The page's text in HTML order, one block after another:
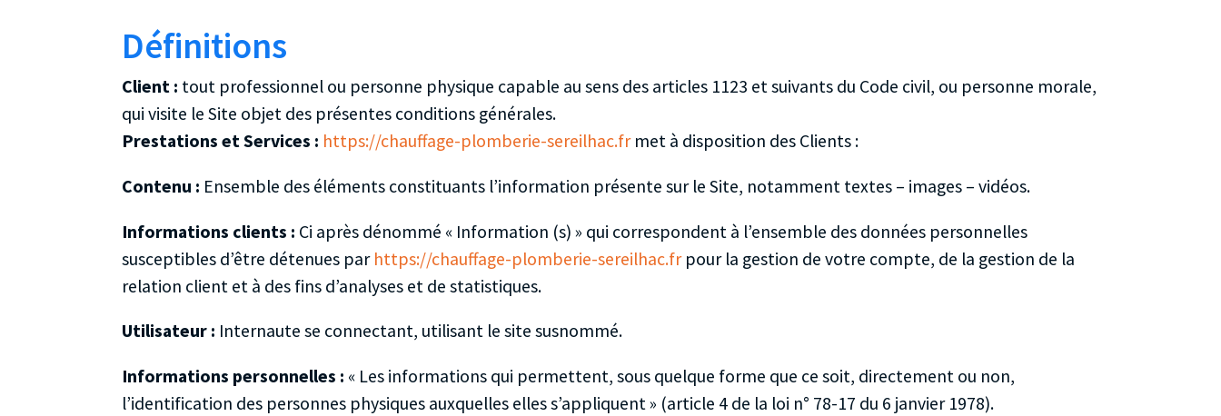
Définitions
Client : tout professionnel ou personne physique capable au sens des articles 1123 et suivants du Code civil, ou personne morale,
qui visite le Site objet des présentes conditions générales.
Prestations et Services : https://chauffage-plomberie-sereilhac.frmet à disposition des Clients :
Contenu : Ensemble des éléments constituants l’information présente sur le Site, notamment textes – images – vidéos.
Informations clients : Ci après dénommé « Information (s) » qui correspondent à l’ensemble des données personnelles
susceptibles d’être détenues par https://chauffage-plomberie-sereilhac.frpour la gestion de votre compte, de la gestion de la
relation client et à des fins d’analyses et de statistiques.
Utilisateur : Internaute se connectant, utilisant le site susnommé.
Informations personnelles : « Les informations qui permettent, sous quelque forme que ce soit, directement ou non,
l’identification des personnes physiques auxquelles elles s’appliquent » (article 4 de la loi n° 78-17 du 6 janvier 1978).